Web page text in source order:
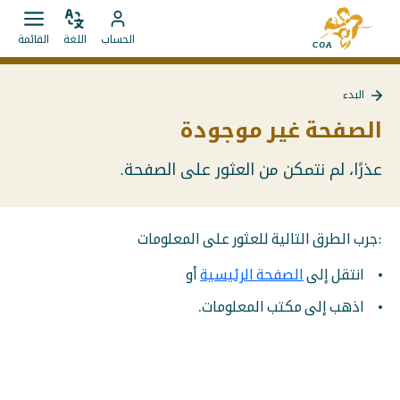
الانتقال
مباشرة
إلى
إلى
الصفحة
الرئيسية
MyCOA
انتقل
إلى
الحساب
ضبط
اللغة القائمة
العودة
البدء
البدء
الصفحة غير موجودة
عذرًا، لم نتمكن من العثور على الصفحة.
:جرب الطرق التالية للعثور على المعلومات
انتقل إلى الصفحة الرئيسية أو
اذهب إلى مكتب المعلومات.